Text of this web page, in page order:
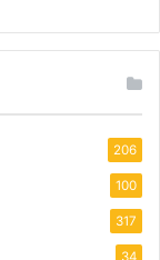
206
100
317
34